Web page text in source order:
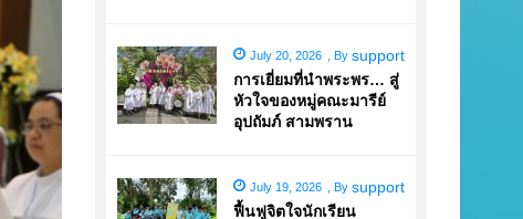
July 20, 2026 By support
การเยี่ยมที่นำพระพร… สู่
หัวใจของหมู่คณะมารีย์
อุปถัมภ์ สามพราน
July 19, 2026 By support
ฟื้นฟูจิตใจนักเรียน